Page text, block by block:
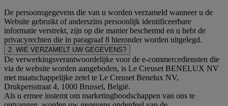
De persoonsgegevens die van u worden verzameld wanneer u de
Website gebruikt of anderszins persoonlijk identificeerbare
informatie verstrekt, zijn op die manier beschermd en u hebt de
privacyrechten die in paragraaf 8 hieronder worden uitgelegd.
2. WIE VERZAMELT UW GEGEVENS?
De verwerkingsverantwoordelijke voor de e-commercediensten die
via de website worden aangeboden, is Le Creuset BENELUX NV
met maatschappelijke zetel te Le Creuset Benelux NV,
Drukpersstraat 4, 1000 Brussel, België.
Als u ermee instemt om marketingboodschappen van ons te